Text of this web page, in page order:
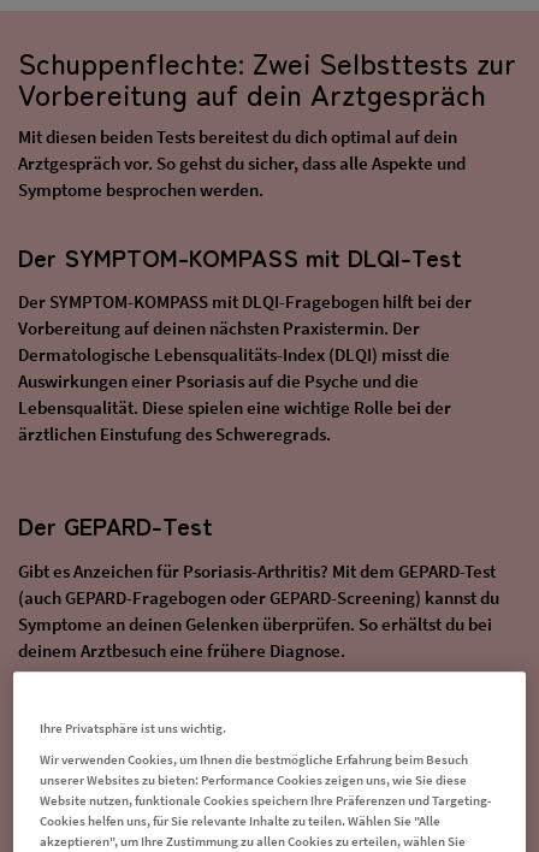
Schuppenflechte: Zwei Selbsttests zur
Vorbereitung auf dein Arztgespräch
Mit diesen beiden Tests bereitest du dich optimal auf dein
Arztgespräch vor. So gehst du sicher, dass alle Aspekte und
Symptome besprochen werden.
Der SYMPTOM-KOMPASS mit DLQI-Test
Der SYMPTOM-KOMPASS mit DLQI-Fragebogen hilft bei der
Vorbereitung auf deinen nächsten Praxistermin. Der
Dermatologische Lebensqualitäts-Index (DLQI) misst die
Auswirkungen einer Psoriasis auf die Psyche und die
Lebensqualität. Diese spielen eine wichtige Rolle bei der
ärztlichen Einstufung des Schweregrads.
Der GEPARD-Test
Gibt es Anzeichen für Psoriasis-Arthritis? Mit dem GEPARD-Test
(auch GEPARD-Fragebogen oder GEPARD-Screening) kannst du
Symptome an deinen Gelenken überprüfen. So erhältst du bei
deinem Arztbesuch eine frühere Diagnose.
Ihre Privatsphäre ist uns wichtig.
Wir verwenden Cookies, um Ihnen die bestmögliche Erfahrung beim Besuch
unserer Websites zu bieten: Performance Cookies zeigen uns, wie Sie diese
Website nutzen, funktionale Cookies speichern Ihre Präferenzen und Targeting-
Cookies helfen uns, für Sie relevante Inhalte zu teilen. Wählen Sie "Alle
akzeptieren", um Ihre Zustimmung zu allen Cookies zu erteilen, wählen Sie